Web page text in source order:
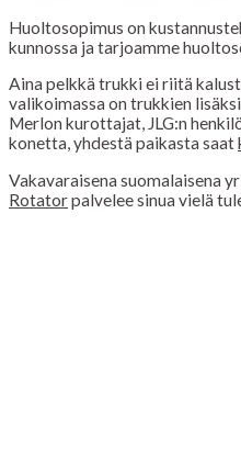
Huoltosopimus on
kunnossa ja tarjoamme
Aina pelkkä trukki ei riitä
valikoimassa on trukkien
Merlon kurottajat, JLG:n
konetta, yhdestä paikasta saat
Vakavaraisena suomalaisena
Rotatorpalvelee sinua vielä